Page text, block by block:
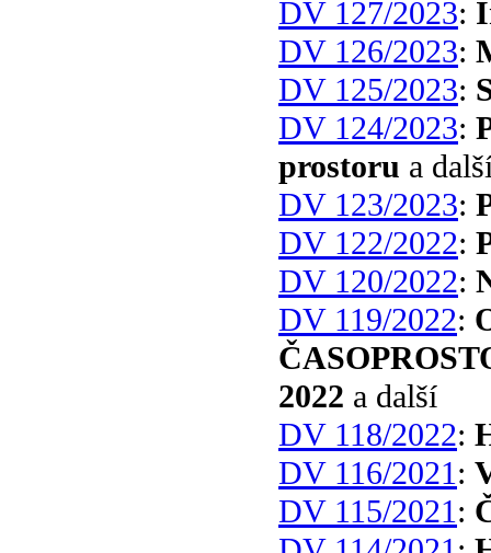
DV 127/2023:
DV 126/2023:
DV 125/2023:
DV 124/2023:
prostoru a
DV 123/2023:
DV 122/2022:
DV 120/2022:
DV 119/2022:
2022 a další
DV 118/2022:
DV 116/2021:
DV 115/2021: